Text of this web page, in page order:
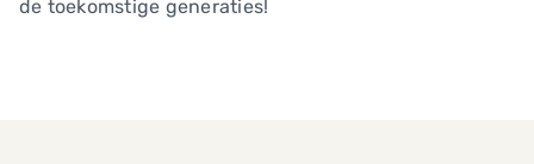
de toekomstige generaties!